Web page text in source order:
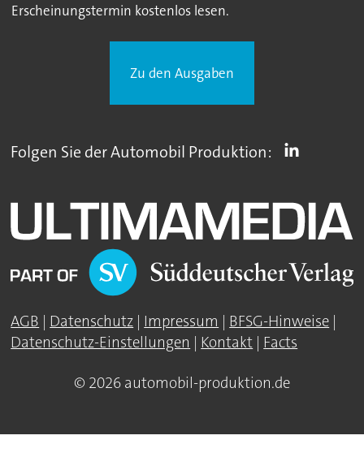
Erscheinungstermin kostenlos lesen.
Zu den Ausgaben
Folgen Sie der Automobil Produktion:
AGB | Datenschutz | Impressum | BFSG-Hinweise |
Datenschutz-Einstellungen | Kontakt | Facts
© 2026 automobil-produktion.de